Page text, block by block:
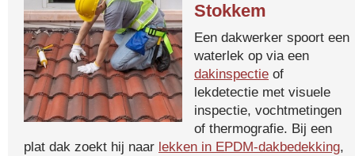
Stokkem
Een dakwerker spoort een
waterlek op via een
dakinspectie of
lekdetectie met visuele
inspectie, vochtmetingen
of thermografie. Bij een
plat dak zoekt hij naar lekken in EPDM-dakbedekking,